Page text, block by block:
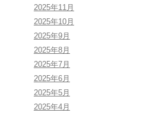
2025年11月
2025年10月
2025年9月
2025年8月
2025年7月
2025年6月
2025年5月
2025年4月